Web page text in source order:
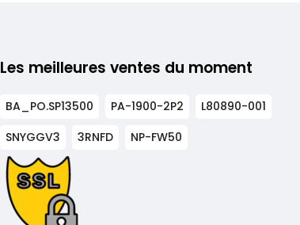
Les meilleures ventes du moment
BA_PO.SP13500 PA-1900-2P2
L80890-001
SNYGGV3
3RNFD NP-FW50